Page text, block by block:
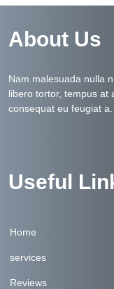
About Us
Nam malesuada nulla
libero tortor, tempus at
consequat eu feugiat a.
Useful
Home
services
Reviews